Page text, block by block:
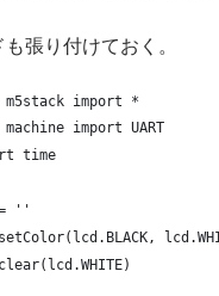
張り付けておく。
m5stack import *
import UART
time
''